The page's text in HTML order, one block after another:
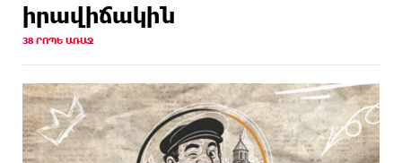
իրավիճակին
38 ՐՈՊԵ ԱՌԱՋ